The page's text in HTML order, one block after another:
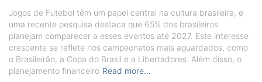
Jogos de Futebol têm um papel central na cultura brasileira, e
uma recente pesquisa destaca que 65% dos brasileiros
planejam comparecer a esses eventos até 2027. Este interesse
crescente se reflete nos campeonatos mais aguardados, como
o Brasileirão, a Copa do Brasil e a Libertadores. Além disso, o
planejamento financeiro Read more…